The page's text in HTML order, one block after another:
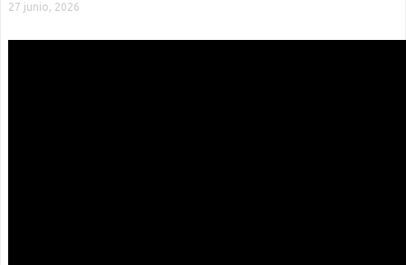
27 junio, 2026